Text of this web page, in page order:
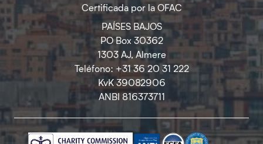
Certificada por la OFAC
PAÍSES BAJOS
PO Box 30362
1303 AJ, Almere
Teléfono: +31 36 20 31 222
KvK 39082906
ANBI 816373711